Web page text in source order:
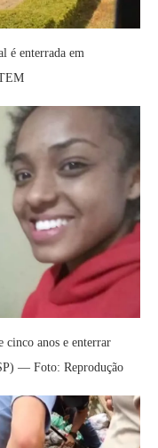
é enterrada em
cinco anos e enterrar
— Foto: Reprodução